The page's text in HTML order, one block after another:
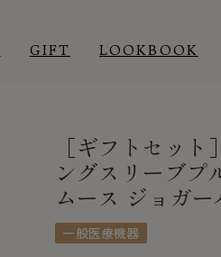
GIFT LOOKBOOK
ROOM WEAR
ROOM WEAR［ギフトセッ
ングスリーブプ
ムース ジョガ
一般医療機器